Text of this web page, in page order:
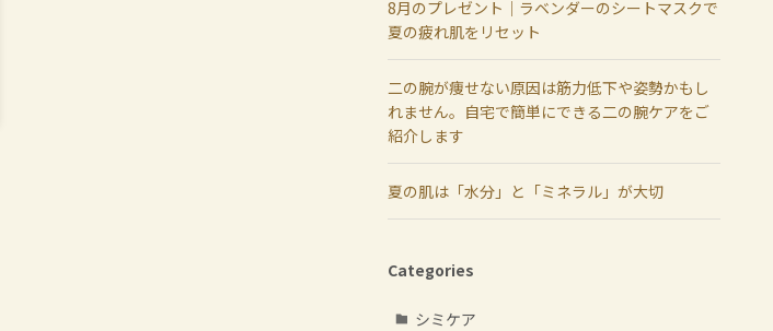
8月のプレゼント｜ラベンダーのシートマスクで
夏の疲れ肌をリセット
二の腕が痩せない原因は筋力低下や姿勢かもし
れません。自宅で簡単にできる二の腕ケアをご
紹介します
夏の肌は「水分」と「ミネラル」が大切
Categories
シミケア